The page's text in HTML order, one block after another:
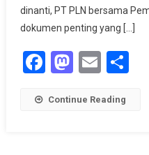
dinanti, PT PLN bersama
dokumen penting yang […]
Facebook
Email
Continue Reading